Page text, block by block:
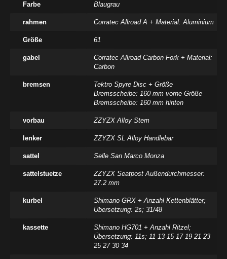
Farbe Blaugrau
rahmen Corratec Allroad A + Material: Aluminium
Größe 61
gabel
Corratec Allroad Carbon Fork + Material:
Carbon
bremsen
Tektro Spyre Disc + Größe
Bremsscheibe: 160 mm vorne Größe
Bremsscheibe: 160 mm hinten
vorbau ZZYZX Alloy Stem
lenker ZZYZX SL Alloy Handlebar
sattel Selle San Marco Monza
sattelstuetze
ZZYZX Seatpost Außendurchmesser:
27.2 mm
kurbel
Shimano GRX + Anzahl Kettenblätter;
Übersetzung: 2s; 31/48
kassette
Shimano HG701 + Anzahl Ritzel;
Übersetzung: 11s; 11 13 15 17 19 21 23
25 27 30 34